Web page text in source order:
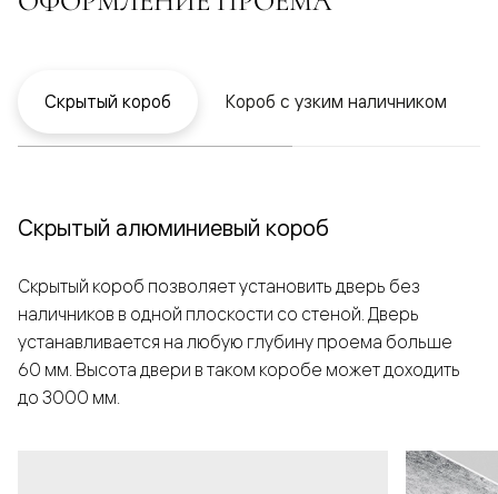
Скрытый короб Короб с узким наличником
Скрытый алюминиевый короб
Скрытый короб позволяет установить дверь без
наличников в одной плоскости со стеной. Дверь
устанавливается на любую глубину проема больше
60 мм. Высота двери в таком коробе может доходить
до 3000 мм.